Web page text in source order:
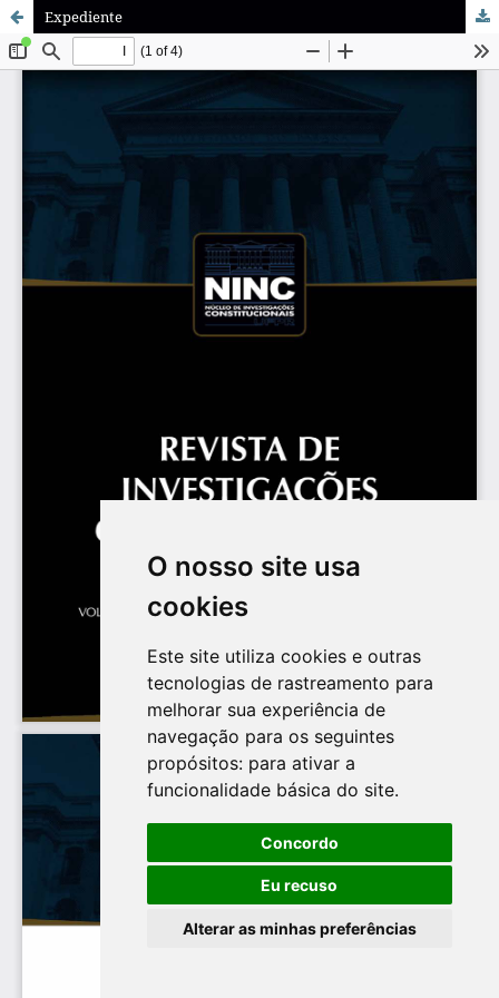
O nosso site usa
cookies
Este site utiliza cookies e outras
tecnologias de rastreamento para
melhorar sua experiência de
navegação para os seguintes
propósitos: para ativar a
funcionalidade básica do site.
Concordo
Eu recuso
Alterar as minhas preferências
Expediente